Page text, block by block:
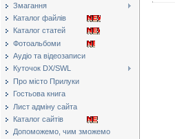
Змагання
Каталог файлів
Каталог статей
Фотоальбоми
Аудіо та відеозаписи
Куточок DX/SWL
Про місто Прилуки
Гостьова книга
Лист адміну сайта
Каталог сайтів
Допоможемо, чим зможемо